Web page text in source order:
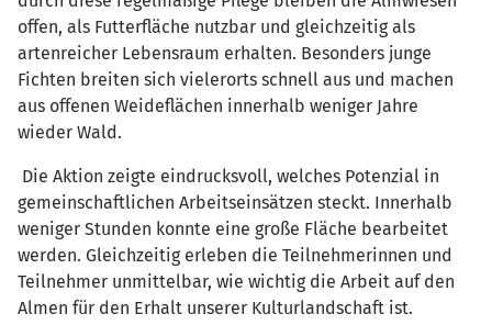
offen, als Futterfläche nutzbar und gleichzeitig als
artenreicher Lebensraum erhalten. Besonders junge
Fichten breiten sich vielerorts schnell aus und machen
aus offenen Weideflächen innerhalb weniger Jahre
wieder Wald.
Die Aktion zeigte eindrucksvoll, welches Potenzial in
gemeinschaftlichen Arbeitseinsätzen steckt. Innerhalb
weniger Stunden konnte eine große Fläche bearbeitet
werden. Gleichzeitig erleben die Teilnehmerinnen und
Teilnehmer unmittelbar, wie wichtig die Arbeit auf den
Almen für den Erhalt unserer Kulturlandschaft ist.